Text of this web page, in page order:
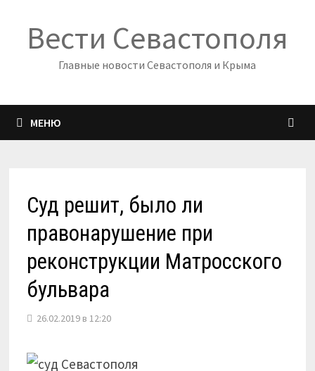
содержимому
Вести Севастополя
Главные новости Севастополя и Крыма
МЕНЮ
Суд решит, было ли
правонарушение при
реконструкции Матросского
бульвара
26.02.2019 в 12:20